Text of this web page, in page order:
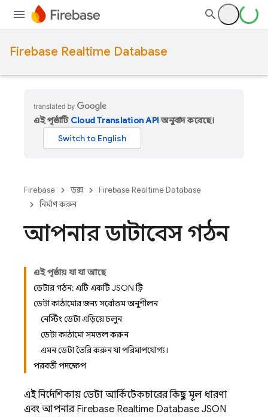
Firebase Realtime Database
এই পৃষ্ঠাটি Cloud Translation APIঅনুবাদ করেছে।
Firebase ডক্স
Firebase Realtime Database
নির্মাণ করুন
আপনার ডাটাবেস গঠন
এই পৃষ্ঠায় যা যা আছে
ডেটার গঠন: এটি একটি JSON ট্রি
ডেটা কাঠামোর জন্য সর্বোত্তম অনুশীলন
নেস্টিং ডেটা এড়িয়ে চলুন
ডেটা কাঠামো সমতল করুন
এমন ডেটা তৈরি করুন যা পরিমাপযোগ্য।
পরবর্তী পদক্ষেপ
এই নির্দেশিকায় ডেটা আর্কিটেকচারের কিছু মূল ধারণা
এবং আপনার Firebase Realtime Database JSON